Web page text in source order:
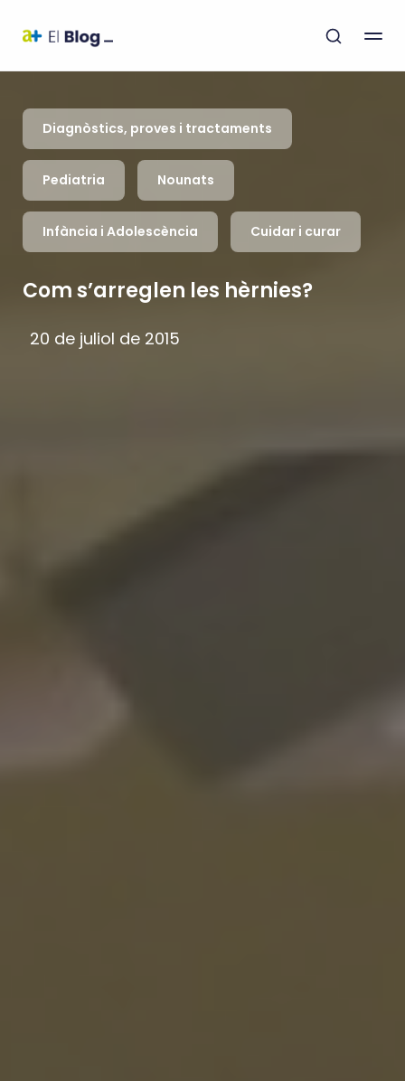
Diagnòstics, proves i tractaments
Pediatria Nounats
Infància i Adolescència Cuidar i curar
Com s’arreglen les hèrnies?
20 de juliol de 2015